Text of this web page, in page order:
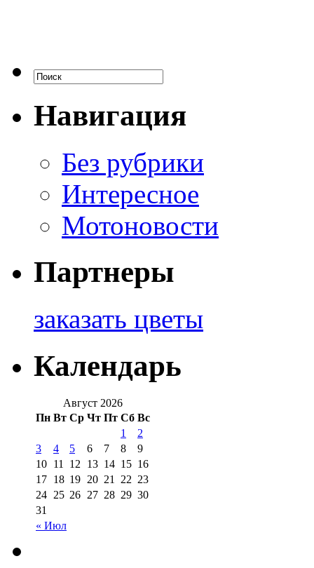
Навигация
Без рубрики
Интересное
Мотоновости
Партнеры
заказать цветы
Календарь
Август 2026
Пн Вт Ср Чт Пт Сб Вс
« Июл
1
2
3
4 5 6 7 8
9
10 11 12 13 14 15 16
17 18 19 20 21 22 23
24 25 26 27 28 29 30
31